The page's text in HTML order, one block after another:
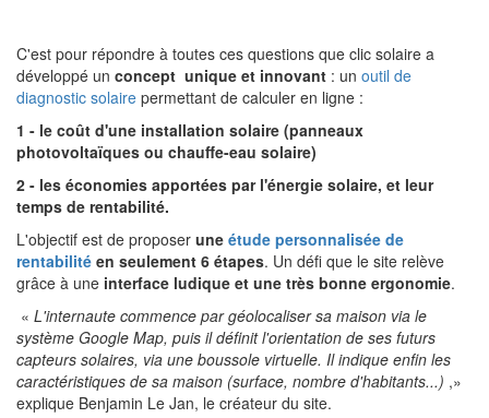
C'est pour répondre à toutes ces questions que clic solaire a
développé un concept unique et innovant : un outil de
diagnostic solaire permettant de calculer en ligne :
1 - le coût d'une installation solaire (panneaux
photovoltaïques ou chauffe-eau solaire)
2 - les économies apportées par l'énergie solaire, et leur
temps de rentabilité.
L'objectif est de proposer une étude personnalisée de
rentabilité en seulement 6 étapes. Un défi que le site relève
grâce à une interface ludique et une très bonne ergonomie.
« L'internaute commence par géolocaliser sa maison via le
système Google Map, puis il définit l'orientation de ses futurs
capteurs solaires, via une boussole virtuelle. Il indique enfin les
caractéristiques de sa maison (surface, nombre d'habitants...) ,»
explique Benjamin Le Jan, le créateur du site.